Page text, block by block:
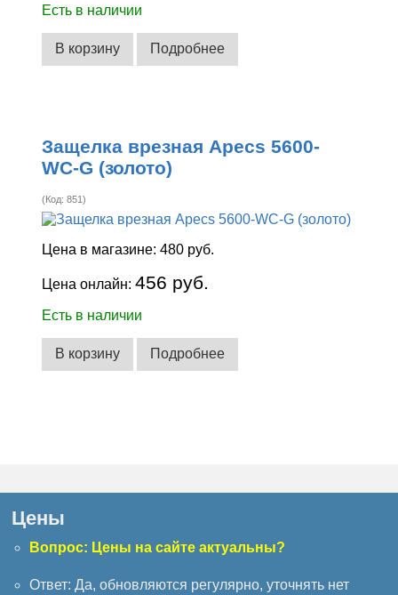
Есть в наличии
В корзину Подробнее
Защелка врезная Apecs 5600-
WC-G (золото)
(Код:851)
Цена в магазине:480 руб.
Цена онлайн:456 руб.
Есть в наличии
В корзину Подробнее
Цены
Вопрос: Цены на сайте актуальны?
Ответ: Да, обновляются регулярно, уточнять нет